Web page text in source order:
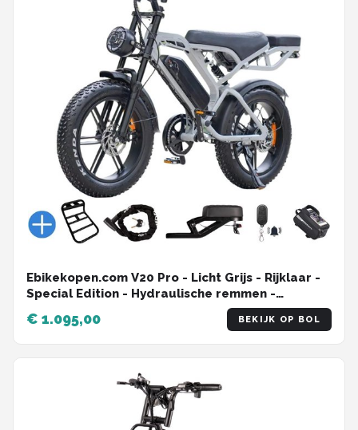
Ebikekopen.com V20 Pro - Licht Grijs - Rijklaar -
Special Edition - Hydraulische remmen -
2026/2027 Model - Incl. Slot - Telefoonhouder -
Alarmsysteem - Voorrekje - Voetensteuntje - Met
Accessoires - Ebike - Elektrische Fiets - QMwheel
€ 1.095,00 BEKIJK OP BOL